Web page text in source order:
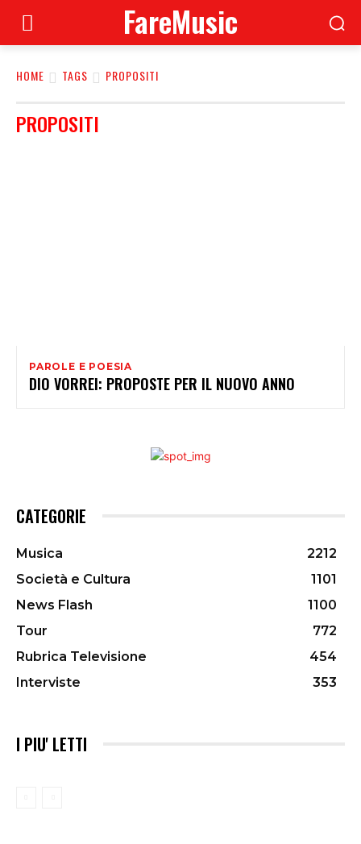
FareMusic
HOME TAGS PROPOSITI
PROPOSITI
PAROLE E POESIA
DIO VORREI: PROPOSTE PER IL NUOVO ANNO
CATEGORIE
Musica
2212
Società e Cultura
1101
News Flash
1100
Tour
772
Rubrica Televisione
454
Interviste
353
I PIU' LETTI